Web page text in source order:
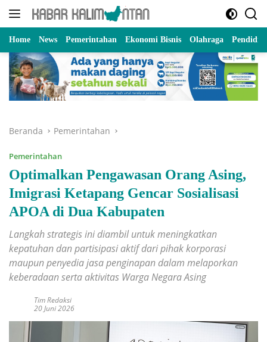
Langsung
Home News Pemerintahan Ekonomi Bisnis Olahraga
Beranda Pemerintahan
Pemerintahan
Optimalkan Pengawasan Orang Asing,
Imigrasi Ketapang Gencar Sosialisasi
APOA di Dua Kabupaten
Langkah strategis ini diambil untuk meningkatkan
kepatuhan dan partisipasi aktif dari pihak korporasi
maupun penyedia jasa penginapan dalam melaporkan
keberadaan serta aktivitas Warga Negara Asing
Tim Redaksi
20 Juni 2026